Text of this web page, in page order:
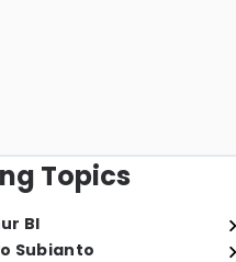
Topics
BI
Subianto